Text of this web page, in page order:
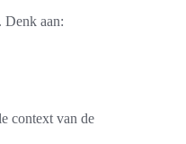
Denk aan:
context van de